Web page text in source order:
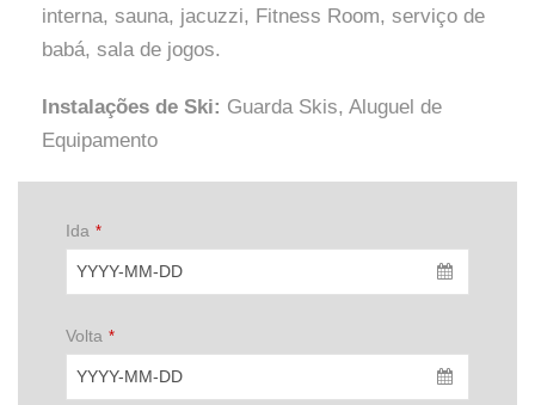
interna, sauna, jacuzzi, Fitness Room, serviço de
babá, sala de jogos.
Instalações de Ski: Guarda Skis, Aluguel de
Equipamento
Ida *
Volta *